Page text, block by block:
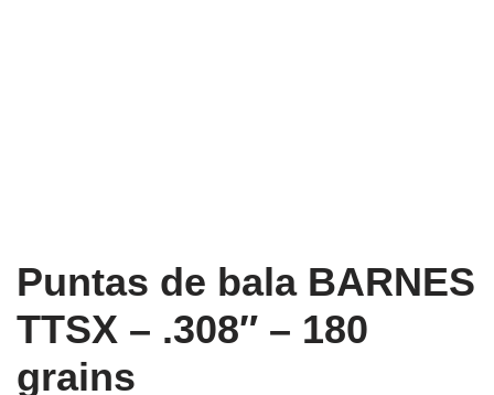
Puntas de bala BARNES
TTSX – .308″ – 180
grains